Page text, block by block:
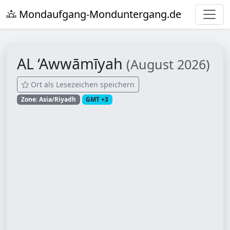
Mondaufgang-Monduntergang.de
AL ‘Awwāmīyah (August 2026)
Ort als Lesezeichen speichern
Zone: Asia/Riyadh GMT +3